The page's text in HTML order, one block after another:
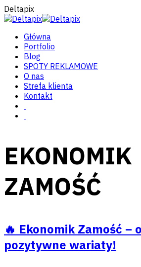
Deltapix
Główna
Portfolio
Blog
SPOTY REKLAMOWE
O nas
Strefa klienta
Kontakt
EKONOMIK
ZAMOŚĆ
🔥 Ekonomik Zamość –
pozytywne wariaty!